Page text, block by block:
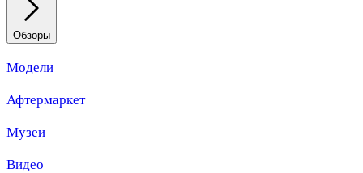
Обзоры
Модели
Афтермаркет
Музеи
Видео